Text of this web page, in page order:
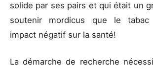
solide par ses pairs et qui était un
soutenir mordicus que le tabac
impact négatif sur la santé!
La démarche de recherche